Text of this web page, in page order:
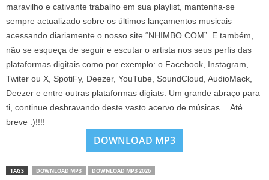
maravilho e cativante trabalho em sua playlist, mantenha-se
sempre actualizado sobre os últimos lançamentos musicais
acessando diariamente o nosso site “NHIMBO.COM”. E também,
não se esqueça de seguir e escutar o artista nos seus perfis das
plataformas digitais como por exemplo: o Facebook, Instagram,
Twiter ou X, SpotiFy, Deezer, YouTube, SoundCloud, AudioMack,
Deezer e entre outras plataformas digiats. Um grande abraço para
ti, continue desbravando deste vasto acervo de músicas… Até
breve :)!!!!
DOWNLOAD MP3
TAGS DOWNLOAD MP3 DOWNLOAD MP3 2026